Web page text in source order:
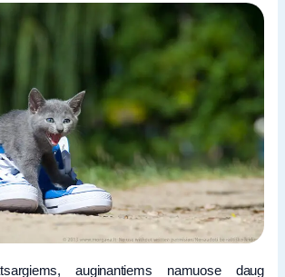
auginantiems namuose daug